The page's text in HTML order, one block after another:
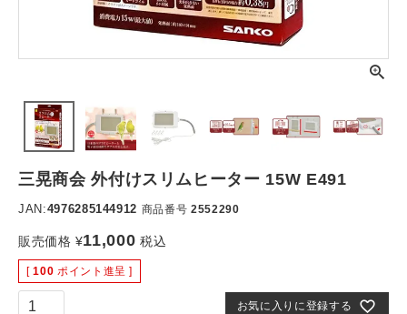
三晃商会 外付けスリムヒーター 15W E491
JAN:4976285144912 商品番号 2552290
販売価格 ¥11,000 税込
[ 100 ポイント進呈 ]
お気に入りに登録する